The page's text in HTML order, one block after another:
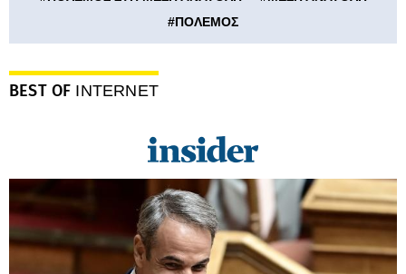
#ΠΟΛΕΜΟΣ
BEST OF INTERNET